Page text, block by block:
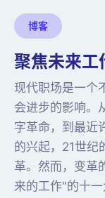
博客
聚焦未来工
现代职场是一个
会进步的影响。
字革命，到最近
的兴起，21世纪
革。然而，变革
来的工作"的十